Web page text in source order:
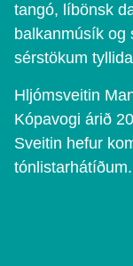
tangó, líbönsk
balkanmúsík
sérstökum
Hljómsveitin
Kópavogi árið
Sveitin hefur
tónlistarhátíðum.